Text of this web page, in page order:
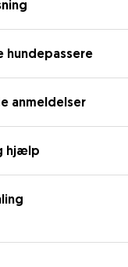
hundepassere
anmeldelser
hjælp